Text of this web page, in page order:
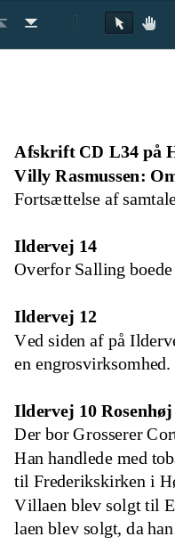
Go
Go
Rotate
RotateText
Hand
Afskrift CD L34 på
Villy Rasmussen:
Fortsættelse af
Ildervej 14
Overfor Salling
Ildervej 12
Ved siden af på
en engrosvirksomhed.
Ildervej 10 Rosenhøj
Der bor Grosserer
Han handlede med
til Frederikskirken i
Villaen blev solgt til
laen blev solgt, da